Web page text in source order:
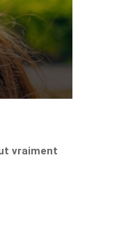
vraiment